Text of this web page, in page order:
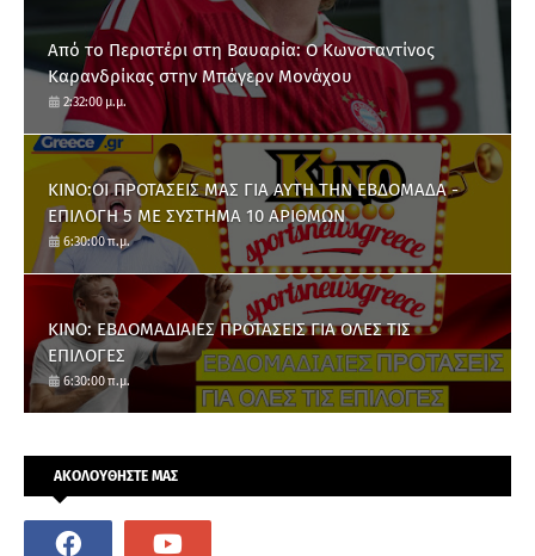
Από το Περιστέρι στη Βαυαρία: O Κωνσταντίνος
Καρανδρίκας στην Μπάγερν Μονάχου
2:32:00 μ.μ.
ΚΙΝΟ:ΟΙ ΠΡΟΤΑΣΕΙΣ ΜΑΣ ΓΙΑ ΑΥΤΗ ΤΗΝ ΕΒΔΟΜΑΔΑ -
ΕΠΙΛΟΓΗ 5 ΜΕ ΣΥΣΤΗΜΑ 10 ΑΡΙΘΜΩΝ
6:30:00 π.μ.
ΚΙΝΟ: ΕΒΔΟΜΑΔΙΑΙΕΣ ΠΡΟΤΑΣΕΙΣ ΓΙΑ ΟΛΕΣ ΤΙΣ
ΕΠΙΛΟΓΕΣ
6:30:00 π.μ.
ΑΚΟΛΟΥΘΗΣΤΕ ΜΑΣ